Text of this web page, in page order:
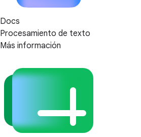
Docs
Procesamiento de texto
Más información